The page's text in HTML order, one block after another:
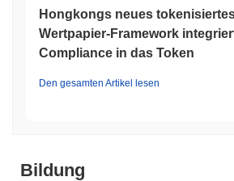
Hongkongs neues
Wertpapier-Framework
Compliance in das Token
Den gesamten Artikel lesen
Bildung